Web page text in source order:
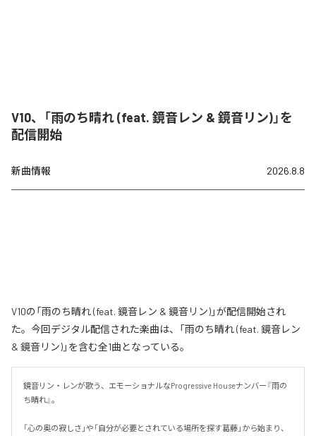
V10、「雨のち晴れ (feat. 鏡音レン & 鏡音リン)」を
配信開始
新曲情報 2026.8.8
V10の「雨のち晴れ (feat. 鏡音レン & 鏡音リン)」が配信開始され
た。今回デジタル配信された楽曲は、「雨のち晴れ (feat. 鏡音レン
& 鏡音リン)」を含む全1曲となっている。
鏡音リン・レンが歌う、エモーショナルなProgressive Houseナンバー『雨の
ち晴れ』。
「心の奥の寂しさ」や「自分が必要とされている場所を探す葛藤」から始まり、